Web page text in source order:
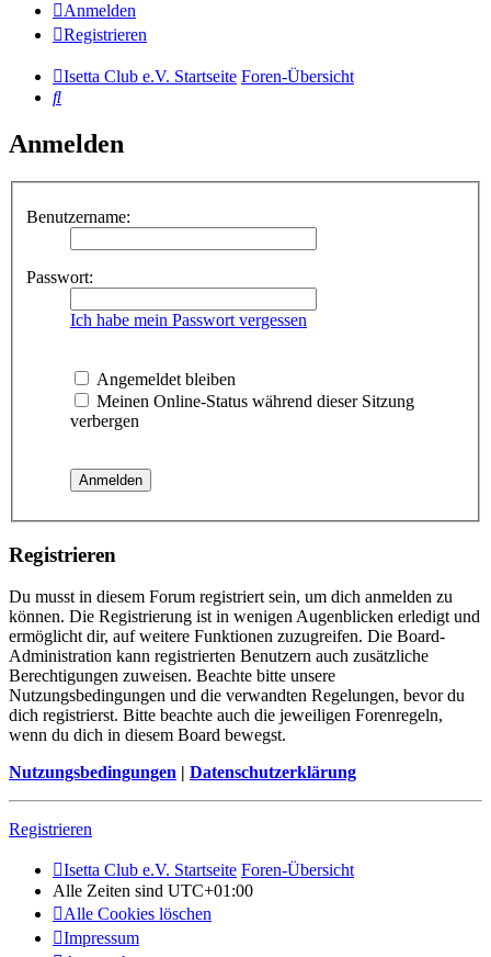
Anmelden
Registrieren
Isetta Club e.V. Startseite Foren-Übersicht
Suche
Anmelden
Benutzername:
Passwort:
Ich habe mein Passwort vergessen
Angemeldet bleiben
Meinen Online-Status während dieser Sitzung
verbergen
Registrieren
Du musst in diesem Forum registriert sein, um dich anmelden zu
können. Die Registrierung ist in wenigen Augenblicken erledigt und
ermöglicht dir, auf weitere Funktionen zuzugreifen. Die Board-
Administration kann registrierten Benutzern auch zusätzliche
Berechtigungen zuweisen. Beachte bitte unsere
Nutzungsbedingungen und die verwandten Regelungen, bevor du
dich registrierst. Bitte beachte auch die jeweiligen Forenregeln,
wenn du dich in diesem Board bewegst.
Nutzungsbedingungen | Datenschutzerklärung
Registrieren
Isetta Club e.V. Startseite Foren-Übersicht
Alle Zeiten sind UTC+01:00
Alle Cookies löschen
Impressum